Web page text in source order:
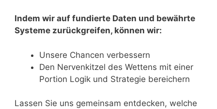
Indem wir auf fundierte Daten und bewährte
Systeme zurückgreifen, können wir:
Unsere Chancen verbessern
Den Nervenkitzel des Wettens mit einer
Portion Logik und Strategie bereichern
Lassen Sie uns gemeinsam entdecken, welche